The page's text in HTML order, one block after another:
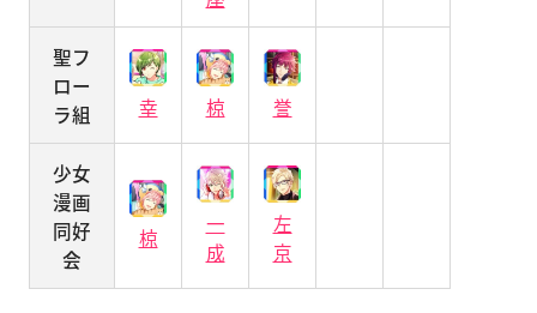
聖フ
ロー
ラ組
幸 椋 誉
少女
漫画
同好
会
椋
一
成
左
京